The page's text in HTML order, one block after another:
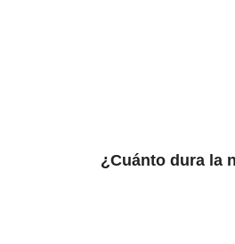
¿Cuánto dura la